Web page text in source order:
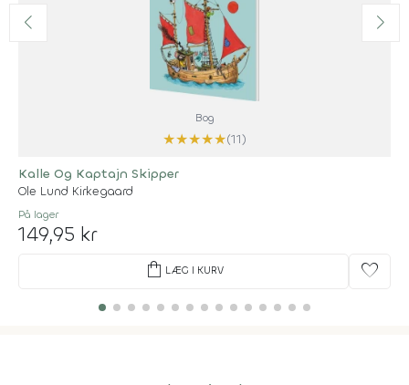
Bog
★★★★★(11)
Kalle Og Kaptajn Skipper
Ole Lund Kirkegaard
På lager
149,95 kr
shopping_bag LÆG I KURV favorite